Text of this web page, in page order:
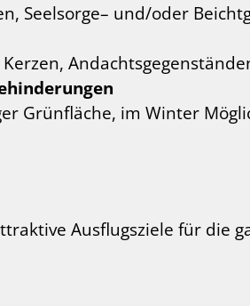
Seelsorge– und/oder
Grünfläche, im Winter
Ausflugsziele für die